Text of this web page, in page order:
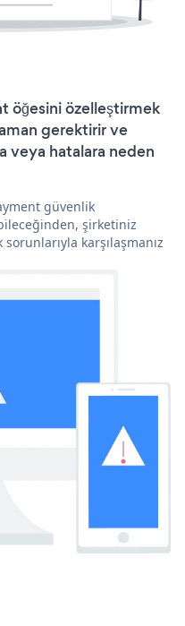
öğesini özelleştirmek
gerektirir ve
veya hatalara neden
güvenlik
şirketiniz
karşılaşmanız